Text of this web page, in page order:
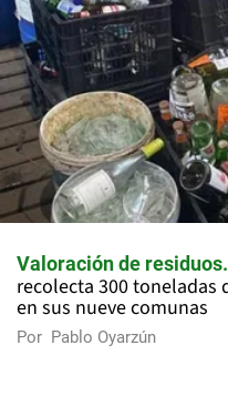
Valoración de residuos
recolecta 300 toneladas
en sus nueve comunas
Por Pablo Oyarzún